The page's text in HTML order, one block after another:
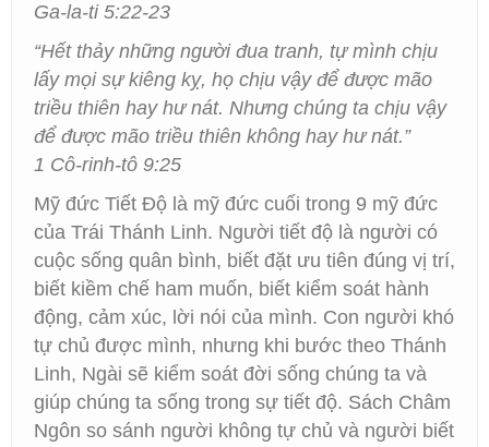
Ga-la-ti 5:22-23
“Hết thảy những người đua tranh, tự mình chịu
lấy mọi sự kiêng kỵ, họ chịu vậy để được mão
triều thiên hay hư nát. Nhưng chúng ta chịu vậy
để được mão triều thiên không hay hư nát.”
1 Cô-rinh-tô 9:25
Mỹ đức Tiết Độ là mỹ đức cuối trong 9 mỹ đức
của Trái Thánh Linh. Người tiết độ là người có
cuộc sống quân bình, biết đặt ưu tiên đúng vị trí,
biết kiềm chế ham muốn, biết kiểm soát hành
động, cảm xúc, lời nói của mình. Con người khó
tự chủ được mình, nhưng khi bước theo Thánh
Linh, Ngài sẽ kiểm soát đời sống chúng ta và
giúp chúng ta sống trong sự tiết độ. Sách Châm
Ngôn so sánh người không tự chủ và người biết